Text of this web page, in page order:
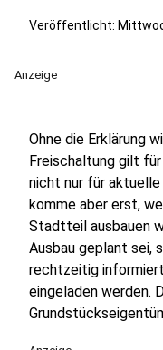
Veröffentlicht:
Anzeige
Ohne die Erklärung
Freischaltung gilt
nicht nur für aktuelle
komme aber erst,
Stadtteil ausbauen
Ausbau geplant sei,
rechtzeitig
eingeladen werden.